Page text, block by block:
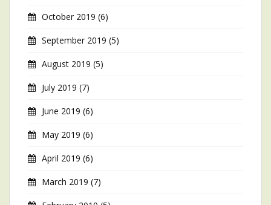
October 2019 (6)
September 2019 (5)
August 2019 (5)
July 2019 (7)
June 2019 (6)
May 2019 (6)
April 2019 (6)
March 2019 (7)